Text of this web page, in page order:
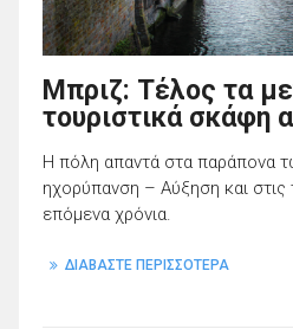
Μπριζ: Τέλος τα
τουριστικά σκάφη
Η πόλη απαντά στα παράπονα
ηχορύπανση – Αύξηση και στις
επόμενα χρόνια.
ΔΙΑΒΑΣΤΕ ΠΕΡΙΣΣΟΤΕΡΑ